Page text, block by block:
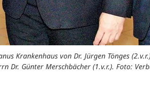
Krankenhaus von Dr. Jürgen Tönges
Dr. Günter Merschbächer (1.v.r.). Foto: